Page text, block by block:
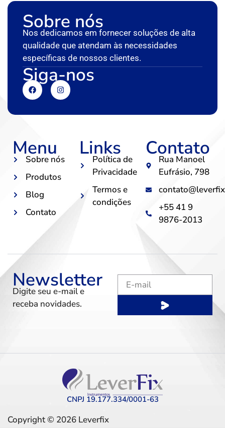
Sobre nós
Nos dedicamos em fornecer soluções de alta
qualidade que atendam às necessidades
específicas de nossos clientes.
Siga-nos
Menu
Sobre nós
Produtos
Blog
Contato
Links
Política de
Privacidade
Termos e
condições
Contato
Rua Manoel
Eufrásio, 798
+55 41 9
9876-2013
Newsletter
Digite seu e-mail e
receba novidades.
CNPJ 19.177.334/0001-63
Copyright © 2026 Leverfix